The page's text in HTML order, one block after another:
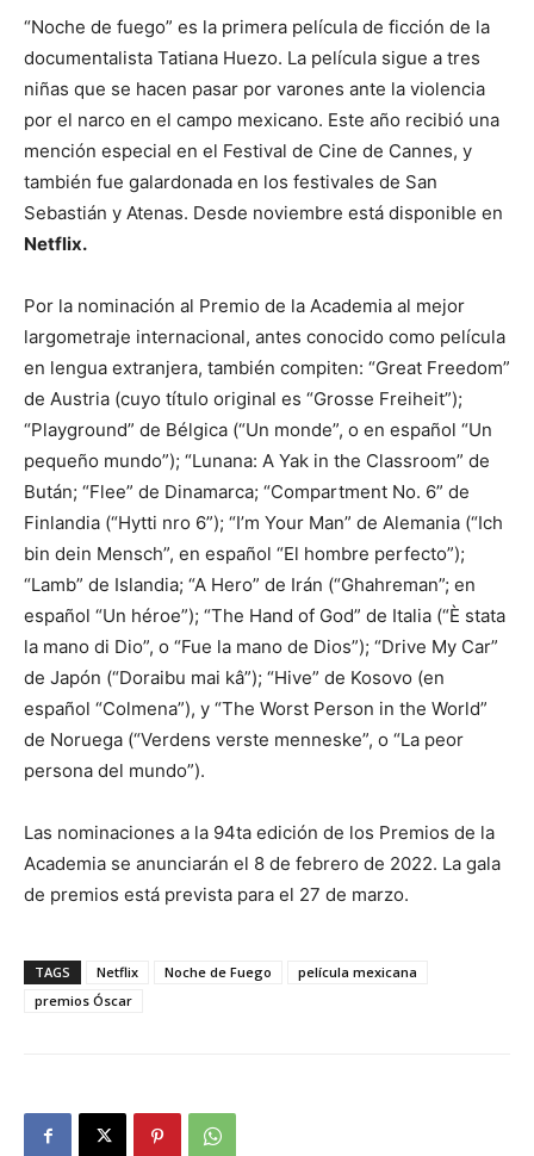
“Noche de fuego” es la primera película de ficción de la
documentalista Tatiana Huezo. La película sigue a tres
niñas que se hacen pasar por varones ante la violencia
por el narco en el campo mexicano. Este año recibió una
mención especial en el Festival de Cine de Cannes, y
también fue galardonada en los festivales de San
Sebastián y Atenas. Desde noviembre está disponible en
Netflix.
Por la nominación al Premio de la Academia al mejor
largometraje internacional, antes conocido como película
en lengua extranjera, también compiten: “Great Freedom”
de Austria (cuyo título original es “Grosse Freiheit”);
“Playground” de Bélgica (“Un monde”, o en español “Un
pequeño mundo”); “Lunana: A Yak in the Classroom” de
Bután; “Flee” de Dinamarca; “Compartment No. 6” de
Finlandia (“Hytti nro 6”); “I’m Your Man” de Alemania (“Ich
bin dein Mensch”, en español “El hombre perfecto”);
“Lamb” de Islandia; “A Hero” de Irán (“Ghahreman”; en
español “Un héroe”); “The Hand of God” de Italia (“È stata
la mano di Dio”, o “Fue la mano de Dios”); “Drive My Car”
de Japón (“Doraibu mai kâ”); “Hive” de Kosovo (en
español “Colmena”), y “The Worst Person in the World”
de Noruega (“Verdens verste menneske”, o “La peor
persona del mundo”).
Las nominaciones a la 94ta edición de los Premios de la
Academia se anunciarán el 8 de febrero de 2022. La gala
de premios está prevista para el 27 de marzo.
TAGS Netflix Noche de Fuego
película mexicana
premios Óscar